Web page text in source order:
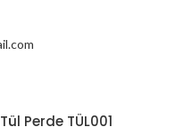
Perde TÜL001